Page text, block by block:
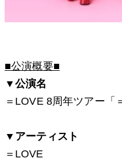
■公演概要■
▼公演名
＝LOVE 8周年ツアー「
▼アーティスト
＝ LOVE